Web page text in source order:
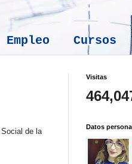
Empleo Cursos
de la
Visitas
Datos